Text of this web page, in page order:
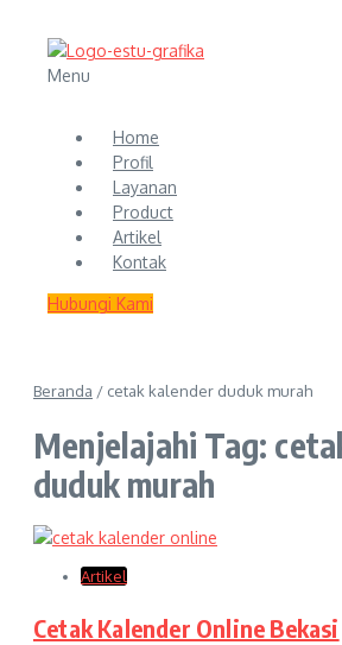
Menu
Home
Profil
Layanan
Product
Artikel
Kontak
Hubungi Kami
Beranda / cetak kalender duduk murah
Menjelajahi Tag:
duduk murah
Artikel
Cetak Kalender Online Bekasi